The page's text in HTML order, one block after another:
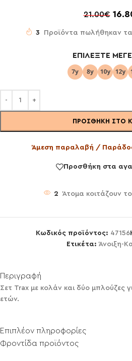
21.00€
3 Προϊόντα πωλήθηκαν
ΕΠΙΛΈΞΤΕ
ΠΡΟΣΘΉΚΗ ΣΤΟ
Άμεση παραλαβή /
Προσθήκη στα
2 Άτομα κοιτάζουν
Κωδικός προϊόντος: 47156
Ετικέτα: Άνοιξη-
Περιγραφή
Σετ Trax με κολάν και δύο μπλούζες
ετών.
Επιπλέον πληροφορίες
Φροντίδα προϊόντος